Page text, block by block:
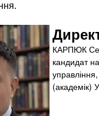
КАРПЮК
кандидат
(академік)